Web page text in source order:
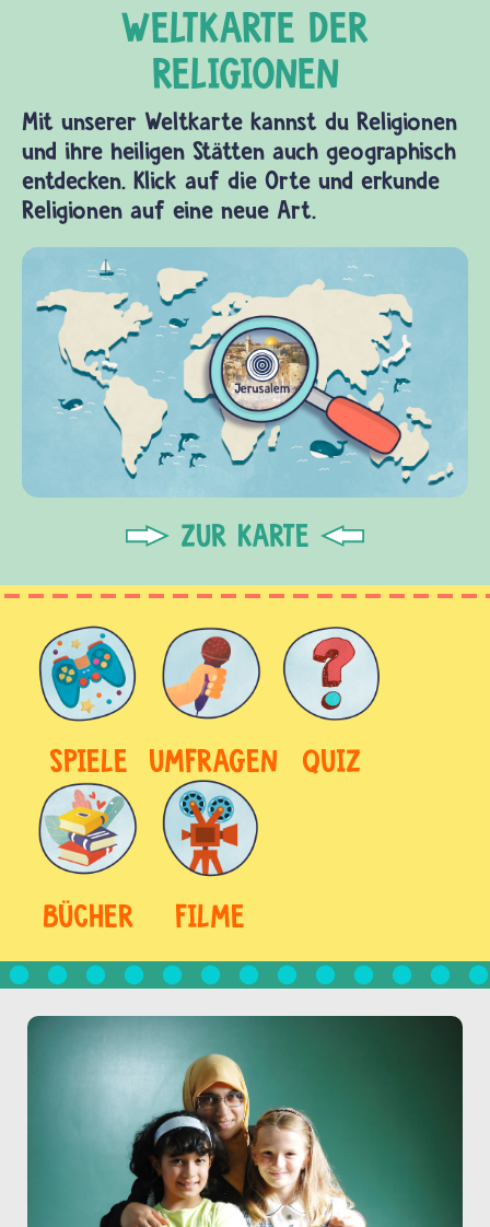
Mit unserer Weltkarte kannst du Religionen
und ihre heiligen Stätten auch geographisch
entdecken. Klick auf die Orte und erkunde
Religionen auf eine neue Art.
ZUR KARTE
SPIELE UMFRAGEN QUIZ
BÜCHER FILME